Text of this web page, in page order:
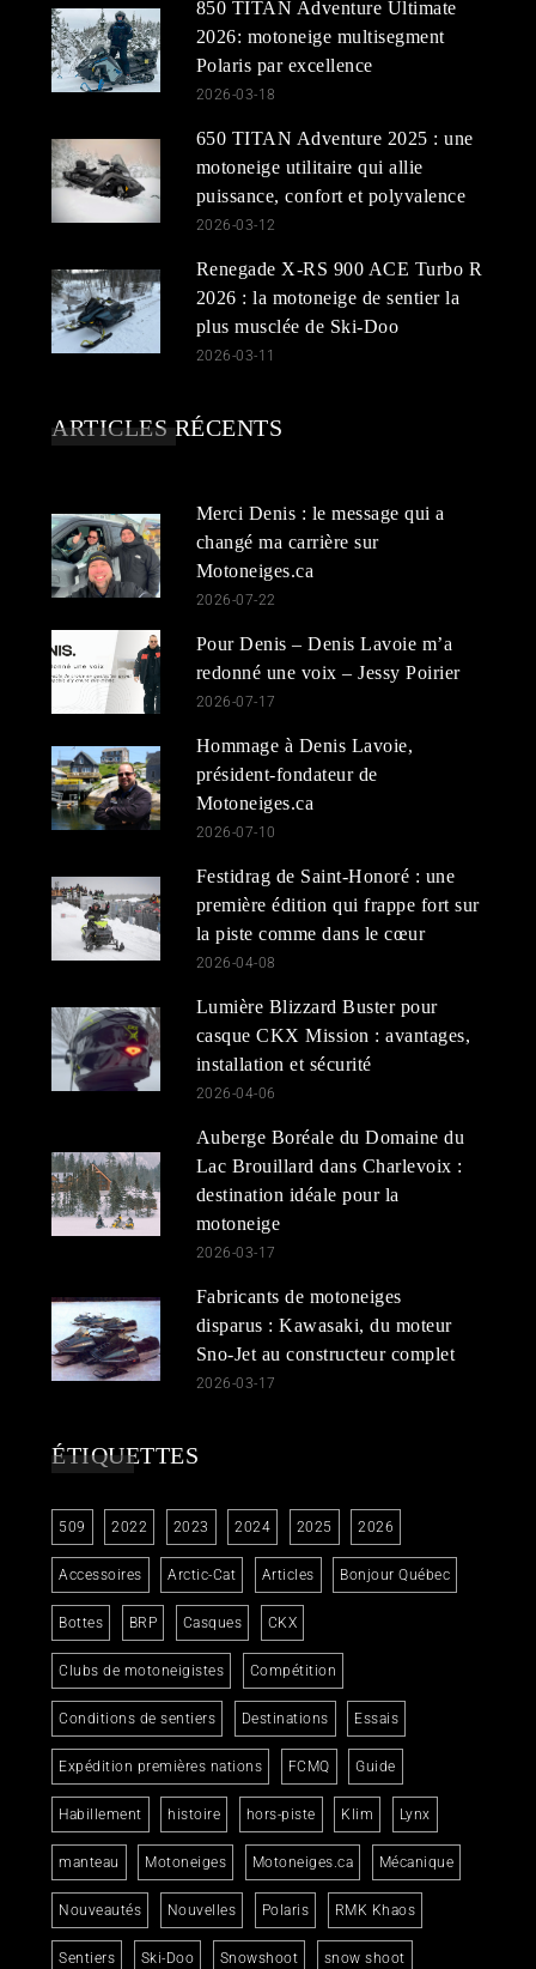
850 TITAN Adventure Ultimate
2026: motoneige multisegment
Polaris par excellence
2026-03-18
650 TITAN Adventure 2025 : une
motoneige utilitaire qui allie
puissance, confort et polyvalence
2026-03-12
Renegade X-RS 900 ACE Turbo R
2026 : la motoneige de sentier la
plus musclée de Ski-Doo
2026-03-11
ARTICLES RÉCENTS
Merci Denis : le message qui a
changé ma carrière sur
Motoneiges.ca
2026-07-22
Pour Denis – Denis Lavoie m’a
redonné une voix – Jessy Poirier
2026-07-17
Hommage à Denis Lavoie,
président-fondateur de
Motoneiges.ca
2026-07-10
Festidrag de Saint-Honoré : une
première édition qui frappe fort sur
la piste comme dans le cœur
2026-04-08
Lumière Blizzard Buster pour
casque CKX Mission : avantages,
installation et sécurité
2026-04-06
Auberge Boréale du Domaine du
Lac Brouillard dans Charlevoix :
destination idéale pour la
motoneige
2026-03-17
Fabricants de motoneiges
disparus : Kawasaki, du moteur
Sno-Jet au constructeur complet
2026-03-17
ÉTIQUETTES
509 2022 2023 2024 2025 2026
Accessoires Arctic-Cat Articles Bonjour Québec
Bottes BRP Casques CKX
Clubs de motoneigistes Compétition
Conditions de sentiers Destinations Essais
Expédition premières nations FCMQ Guide
Habillement histoire hors-piste Klim Lynx
manteau Motoneiges Motoneiges.ca Mécanique
Nouveautés Nouvelles Polaris RMK Khaos
Sentiers Ski-Doo Snowshoot snow shoot